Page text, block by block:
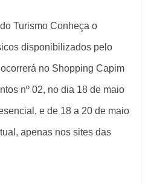
Turismo Conheça o
disponibilizados pelo
no Shopping Capim
nº 02, no dia 18 de maio
e de 18 a 20 de maio
apenas nos sites das